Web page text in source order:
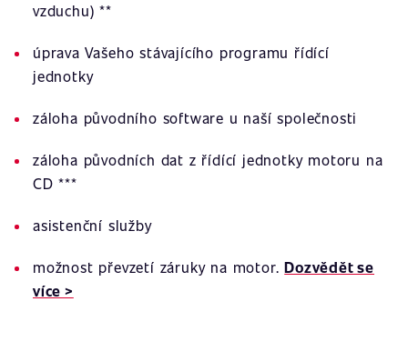
vzduchu) **
úprava Vašeho stávajícího programu řídící
jednotky
záloha původního software u naší společnosti
záloha původních dat z řídící jednotky motoru na
CD ***
asistenční služby
možnost převzetí záruky na motor.Dozvědět se
více >